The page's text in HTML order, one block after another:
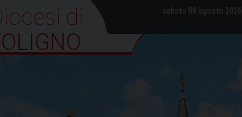
sabato 08 agosto 2026
di Foligno